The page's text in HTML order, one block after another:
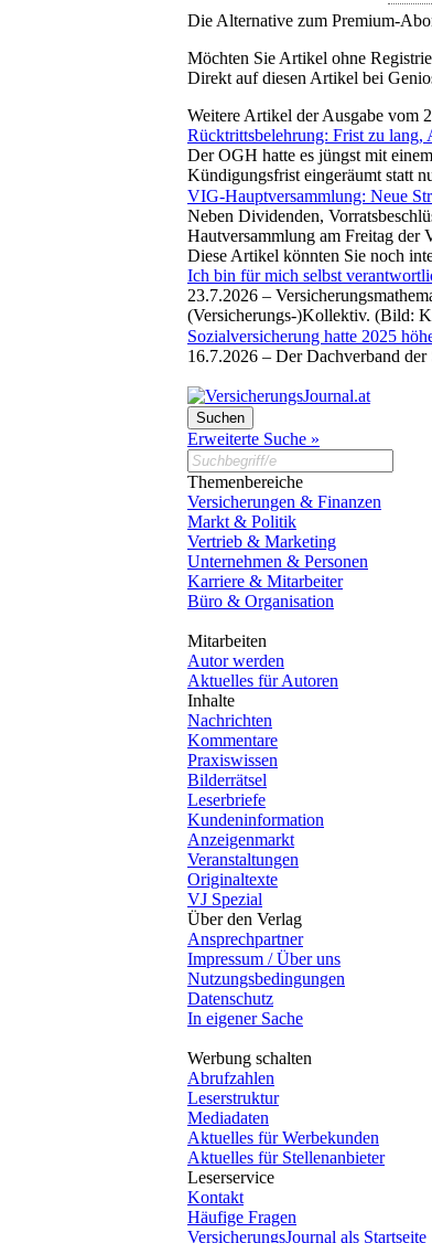
Die Alternative zum Premium-
Möchten Sie Artikel ohne
Direkt auf diesen Artikel bei
Weitere Artikel der Ausgabe vom
Rücktrittsbelehrung: Frist zu lang,
Der OGH hatte es jüngst mit
Kündigungsfrist eingeräumt statt
VIG-Hauptversammlung: Neue
Neben Dividenden,
Hautversammlung am Freitag
Diese Artikel könnten Sie noch
Ich bin für mich selbst
23.7.2026 –
(Versicherungs-)Kollektiv. (Bild:
Sozialversicherung hatte 2025
16.7.2026 – Der Dachverband
Erweiterte Suche »
Themenbereiche
Versicherungen & Finanzen
Markt & Politik
Vertrieb & Marketing
Unternehmen & Personen
Karriere & Mitarbeiter
Büro & Organisation
Mitarbeiten
Autor werden
Aktuelles für Autoren
Inhalte
Nachrichten
Kommentare
Praxiswissen
Bilderrätsel
Leserbriefe
Kundeninformation
Anzeigenmarkt
Veranstaltungen
Originaltexte
VJ Spezial
Über den Verlag
Ansprechpartner
Impressum / Über uns
Nutzungsbedingungen
Datenschutz
In eigener Sache
Werbung schalten
Abrufzahlen
Leserstruktur
Mediadaten
Aktuelles für Werbekunden
Aktuelles für Stellenanbieter
Leserservice
Kontakt
Häufige Fragen
VersicherungsJournal als Startseite